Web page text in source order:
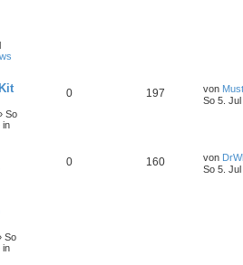
So
in
0 197 von
So 5.
So
in
0 160 von
So 5.